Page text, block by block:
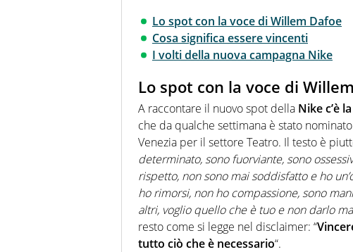
Lo spot con la voce di Willem Dafoe
Cosa significa essere vincenti
I volti della nuova campagna Nike
Lo spot con la voce di
A raccontare il nuovo spot della Nike c’è
che da qualche settimana è stato
Venezia per il settore Teatro. Il testo è
determinato, sono fuorviante, sono
rispetto, non sono mai soddisfatto e ho
ho rimorsi, non ho compassione, sono
altri, voglio quello che è tuo e non darlo
resto come si legge nel disclaimer: “
tutto ciò che è necessario“.